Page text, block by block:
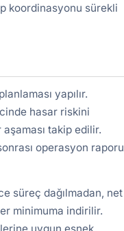
koordinasyonu sürekli
yapılır.
hasar riskini
takip edilir.
operasyon raporu
süreç dağılmadan, net
minimuma indirilir.
uygun esnek